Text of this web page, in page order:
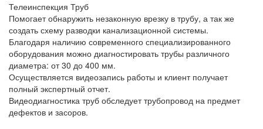
Телеинспекция Труб
Помогает обнаружить незаконную врезку в трубу, а так же
создать схему разводки канализационной системы.
Благодаря наличию современного специализированного
оборудования можно диагностировать трубы различного
диаметра: от 30 до 400 мм.
Осуществляется видеозапись работы и клиент получает
полный экспертный отчет.
Видеодиагностика труб обследует трубопровод на предмет
дефектов и засоров.